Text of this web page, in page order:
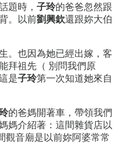
題時， 子玲的爸爸忽然跟
。以前劉興欽還跟妳大伯
。也因為她已經出嫁，客
拜祖先（ 別問我們原
是子玲第一次知道她來自
的爸媽開著車，帶領我們
媽介紹著：這間雜貨店以
觀音廟是以前妳阿婆常常